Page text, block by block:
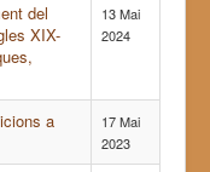
del
XIX-
13 Mai
2024
a
17 Mai
2023